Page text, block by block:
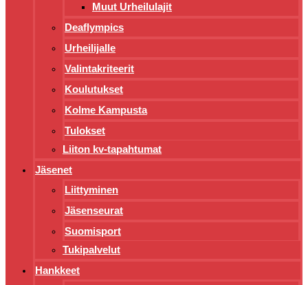
Muut Urheilulajit
Deaflympics
Urheilijalle
Valintakriteerit
Koulutukset
Kolme Kampusta
Tulokset
Liiton kv-tapahtumat
Jäsenet
Liittyminen
Jäsenseurat
Suomisport
Tukipalvelut
Hankkeet